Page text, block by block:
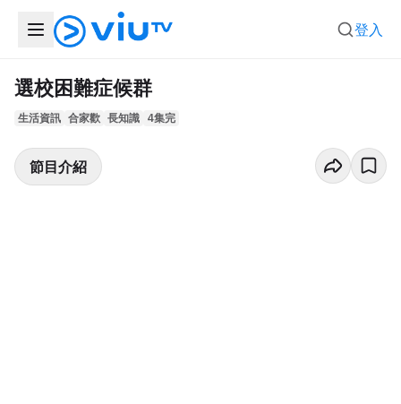
登入
選校困難症候群
生活資訊 合家歡 長知識 4集完
節目介紹